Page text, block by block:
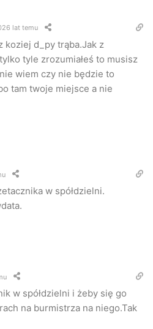
lat temu
koziej d_py trąba.Jak z
tyle zrozumiałeś to musisz
wiem czy nie będzie to
tam twoje miejsce a nie
w spółdzielni.
w spółdzielni i żeby się go
na burmistrza na niego.Tak